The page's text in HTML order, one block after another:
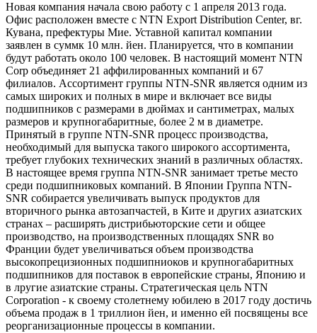
Новая компания начала свою работу с 1 апреля 2013 года.
Офис расположен вместе с NTN Export Distribution Center, вг.
Кувана, префектуры Мие. Уставной капитал компании
заявлен в суммк 10 млн. йен. Планируется, что в компании
будут работать около 100 человек. В настоящий момент NTN
Corp объединяет 21 аффилированных компаний и 67
филиалов. Ассортимент группы NTN-SNR является одним из
самых широких и полных в мире и включает все виды
подшипников с размерами в дюймах и сантиметрах, малых
размеров и крупногабаритные, более 2 м в диаметре.
Принятый в группе NTN-SNR процесс производства,
необходимый для выпуска такого широкого ассортимента,
требует глубоких технических знаний в различных областях.
В настоящее время группа NTN-SNR занимает третье место
среди подшипниковых компаний. В Японии Группа NTN-
SNR собирается увеличивать выпуск продуктов для
вторичного рынка автозапчастей, в Ките и других азиатских
странах – расширять дистрибьюторские сети и общее
производство, на производственных площадях SNR во
Франции будет увеличиваться объем производства
высокопрецизионных подшипниоков и крупногабаритных
подшипников для поставок в европейские страны, Японию и
в лругие азиатские страны. Стратегическая цель NTN
Corporation - к своему столетнему юбилею в 2017 году достичь
объема продаж в 1 триллион йен, и именно ей посвящены все
реорганизационные процессы в компании.